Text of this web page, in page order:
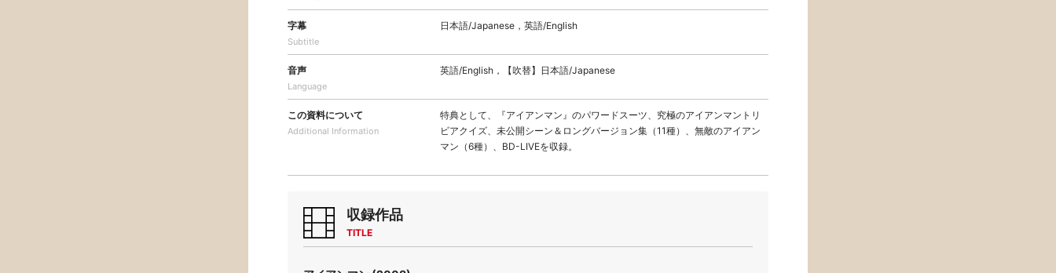
字幕
Subtitle
日本語/Japanese，英語/English
音声
Language
英語/English，【吹替】日本語/Japanese
この資料について
Additional Information
特典として、『アイアンマン』のパワードスーツ、究極のアイアンマントリ
ビアクイズ、未公開シーン＆ロングバージョン集（11種）、無敵のアイアン
マン（6種）、BD-LIVEを収録。
収録作品
TITLE